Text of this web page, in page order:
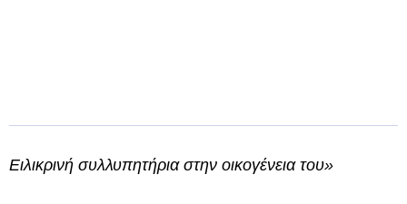
Ειλικρινή συλλυπητήρια στην οικογένεια του»